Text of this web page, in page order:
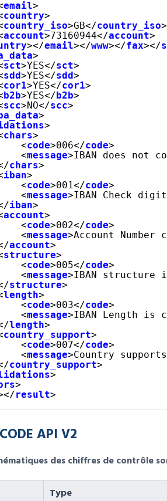
email>
country>
country_iso>GB</country_iso>
account>73160944</account>
></email></www></fax></
>
sct>YES</sct>
sdd>YES</sdd>
cor1>YES</cor1>
b2b>YES</b2b>
scc>NO</scc>
>
>
chars>
<code>006</code>
<message>IBAN does not
chars>
iban>
<code>001</code>
<message>IBAN Check
iban>
account>
<code>002</code>
<message>Account
account>
structure>
<code>005</code>
<message>IBAN structure
structure>
length>
<code>003</code>
<message>IBAN Length is
length>
country_support>
<code>007</code>
<message>Country
country_support>
>
>
result>
API V2
des chiffres de contrôle
Type